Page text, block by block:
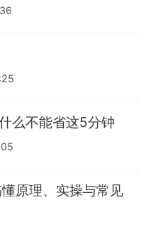
么不能省这5分钟
原理、实操与常见